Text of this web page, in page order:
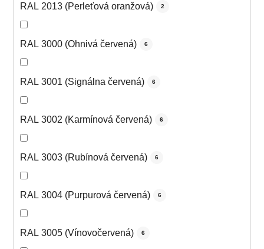
RAL 2013 (Perleťová oranžová) 2
RAL 3000 (Ohnivá červená) 6
RAL 3001 (Signálna červená) 6
RAL 3002 (Karmínová červená) 6
RAL 3003 (Rubínová červená) 6
RAL 3004 (Purpurová červená) 6
RAL 3005 (Vínovočervená) 6